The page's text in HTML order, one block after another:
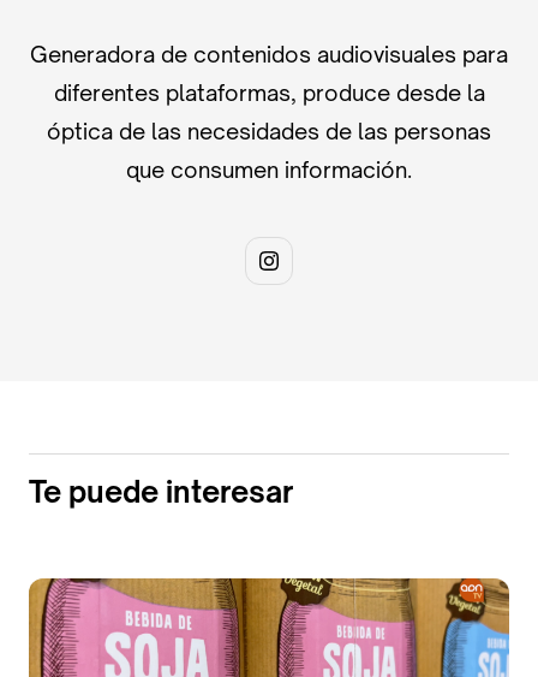
Generadora de contenidos audiovisuales para
diferentes plataformas, produce desde la
óptica de las necesidades de las personas
que consumen información.
Te puede interesar